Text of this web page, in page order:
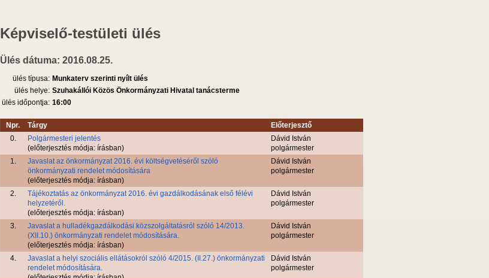
Képviselő-testületi ülés
Ülés dátuma: 2016.08.25.
ülés típusa: Munkaterv szerinti nyílt ülés
ülés helye: Szuhakállói Közös Önkormányzati Hivatal tanácsterme
ülés időpontja: 16:00
Npr. Tárgy
Előterjesztő
0.
Polgármesteri jelentés
(előterjesztés módja: írásban)
Dávid István
polgármester
1.
Javaslat az önkormányzat 2016. évi költségvetéséről szóló
önkormányzati rendelet módosítására
(előterjesztés módja: írásban)
Dávid István
polgármester
2.
Tájékoztatás az önkormányzat 2016. évi gazdálkodásának első félévi
helyzetéről.
(előterjesztés módja: írásban)
Dávid István
polgármester
3.
Javaslat a hulladékgazdálkodási közszolgáltatásról szóló 14/2013.
(XII.10.) önkormányzati rendelet módosítására.
(előterjesztés módja: írásban)
Dávid István
polgármester
4.
Javaslat a helyi szociális ellátásokról szóló 4/2015. (II.27.) önkormányzati
rendelet módosítására.
Dávid István
polgármester